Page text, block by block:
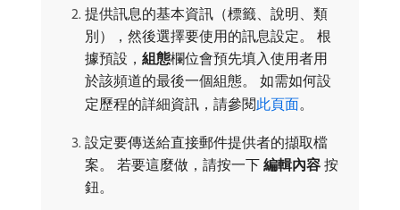
提供訊息的基本資訊（標籤、說明、類
別），然後選擇要使用的訊息設定。 根
據預設， 組態​欄位會預先填入使用者用
於該頻道的最後一個組態。 如需如何設
定歷程的詳細資訊，請參閱此頁面。
設定要傳送給直接郵件提供者的擷取檔
案。 若要這麼做，請按一下​ 編輯內容 ​按
鈕。